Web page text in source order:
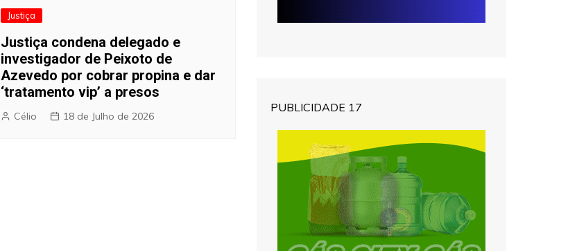
Justiça
Justiça condena delegado e
investigador de Peixoto de
Azevedo por cobrar propina e dar
‘tratamento vip’ a presos
Célio 18 de Julho de 2026
PUBLICIDADE 17